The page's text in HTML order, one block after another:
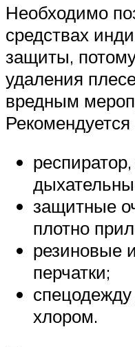
Необходимо
средствах
защиты,
удаления
вредным
защитные
плотно
резиновые
перчатки;
хлором.